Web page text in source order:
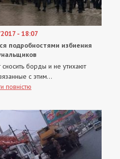
- 18:07
подробностями избиения
борды и не утихают
с этим...
повністю